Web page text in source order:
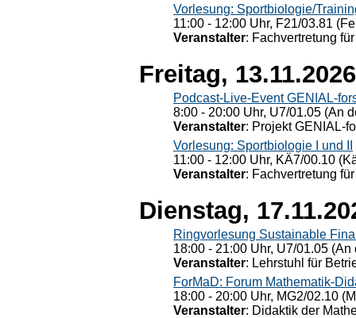
Vorlesung: Sportbiologie/
11:00 - 12:00 Uhr, F21/03.81
Veranstalter: Fachvertretung
Freitag, 13.11.2026
Podcast-Live-Event GENIAL-
8:00 - 20:00 Uhr, U7/01.05 (An
Veranstalter: Projekt GENIAL-
Vorlesung: Sportbiologie I und II
11:00 - 12:00 Uhr, KÄ7/00.10
Veranstalter: Fachvertretung
Dienstag,
Ringvorlesung Sustainable
18:00 - 21:00 Uhr, U7/01.05
Veranstalter: Lehrstuhl für
ForMaD: Forum Mathematik-
18:00 - 20:00 Uhr, MG2/02.10
Veranstalter: Didaktik der